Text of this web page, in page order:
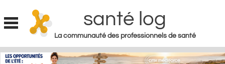
Jump to navigation
santé log
La communauté des professionnels de santé
MON COMPTE